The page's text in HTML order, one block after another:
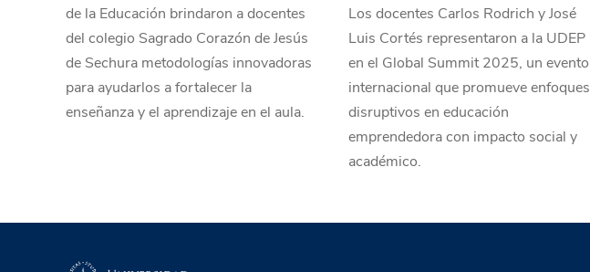
de la Educación brindaron a docentes
del colegio Sagrado Corazón de Jesús
de Sechura metodologías innovadoras
para ayudarlos a fortalecer la
enseñanza y el aprendizaje en el aula.
Los docentes Carlos Rodrich y José
Luis Cortés representaron a la UDEP
en el Global Summit 2025, un evento
internacional que promueve enfoques
disruptivos en educación
emprendedora con impacto social y
académico.